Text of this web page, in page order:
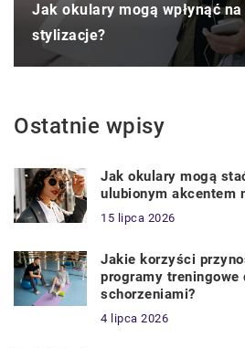
Jak okulary mogą wpłynąć
stylizacje?
Ostatnie wpisy
Jak okulary mogą
ulubionym akcentem
15 lipca 2026
Jakie korzyści
programy treningowe
schorzeniami?
4 lipca 2026